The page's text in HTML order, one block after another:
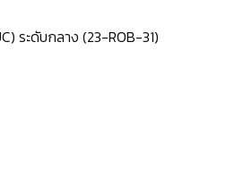
ระดับกลาง (23-ROB-31)